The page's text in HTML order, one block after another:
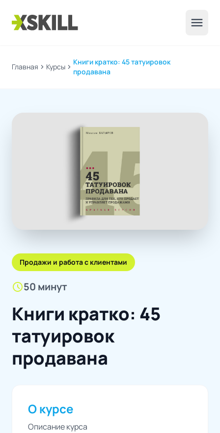
menu
Главная chevron_right Курсы chevron_right
Книги кратко: 45 татуировок
продавана
Продажи и работа с клиентами
schedule50 минут
Книги кратко: 45
татуировок
продавана
О курсе
Описание курса